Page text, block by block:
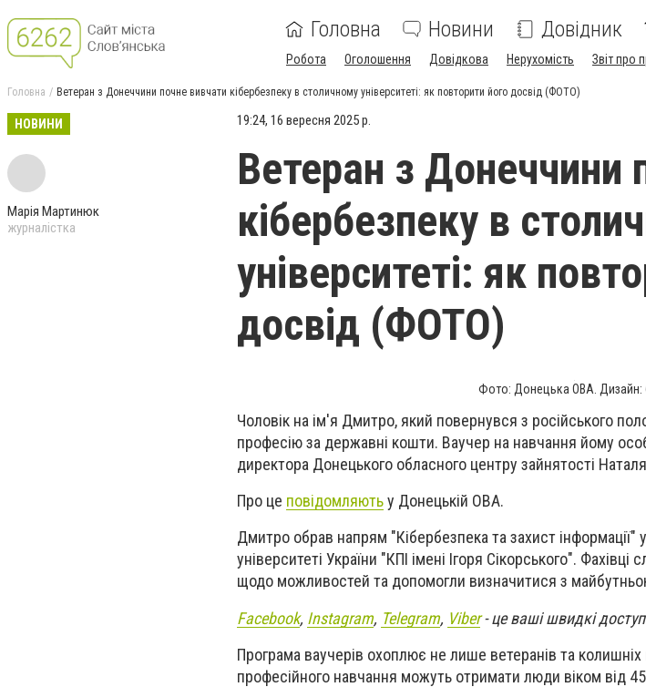
Головна Новини Довідник
Робота Оголошення Довідкова Нерухомість Звіт про
Головна Ветеран з Донеччини почне вивчати кібербезпеку в столичному університеті: як повторити його досвід (ФОТО)
НОВИНИ
Марія Мартинюк
журналістка
19:24, 16 вересня 2025 р.
Ветеран з Донеччини
кібербезпеку в
університеті: як
досвід (ФОТО)
Фото: Донецька ОВА. Дизайн:
Чоловік на ім'я Дмитро, який повернувся з російського
професію за державні кошти. Ваучер на навчання йому
директора Донецького обласного центру зайнятості
Про це повідомляютьу Донецькій ОВА.
Дмитро обрав напрям "Кібербезпека та захист інформації"
університеті України "КПІ імені Ігоря Сікорського".
щодо можливостей та допомогли визначитися з
Facebook, Instagram, Telegram, Viber- це ваші швидкі
Програма ваучерів охоплює не лише ветеранів та
професійного навчання можуть отримати люди віком від 45